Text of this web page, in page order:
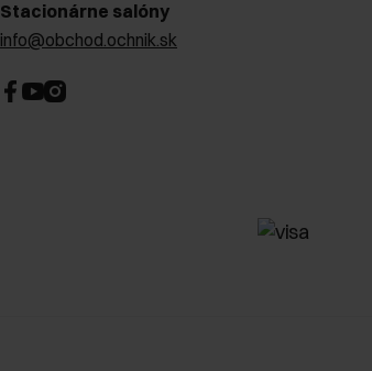
Stacionárne salóny
info@obchod.ochnik.sk